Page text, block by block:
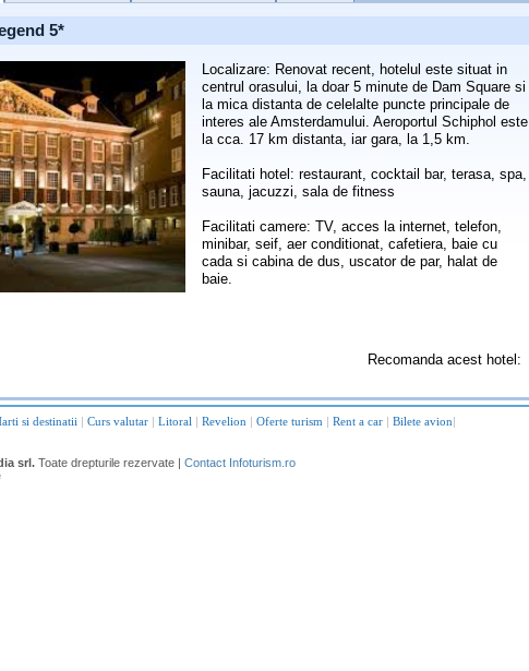
5*
Localizare: Renovat recent, hotelul este situat in
centrul orasului, la doar 5 minute de Dam Square si
la mica distanta de celelalte puncte principale de
interes ale Amsterdamului. Aeroportul Schiphol este
la cca. 17 km distanta, iar gara, la 1,5 km.
Facilitati hotel: restaurant, cocktail bar, terasa, spa,
sauna, jacuzzi, sala de fitness
Facilitati camere: TV, acces la internet, telefon,
minibar, seif, aer conditionat, cafetiera, baie cu
cada si cabina de dus, uscator de par, halat de
baie.
Recomanda acest hotel:
si destinatii | Curs valutar | Litoral | Revelion | Oferte turism | Rent a car | Bilete avion|
srl. Toate drepturile rezervate | Contact Infoturism.ro